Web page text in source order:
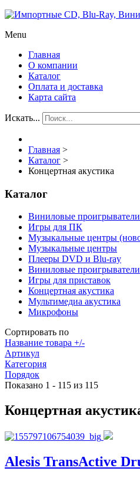
Menu
Главная
О компании
Каталог
Оплата и доставка
Карта сайта
Искать...
Главная >
Каталог >
Концертная акустика
Каталог
Виниловые
Игры для ПК
Музыкальные центры
Музыкальные центры
Плееры DVD и Blu-ray
Виниловые проигрыватели
Игры для приставок
Концертная акустика
Мультимедиа акустика
Микрофоны
Сортировать по
Название товара +/-
Артикул
Категория
Порядок
Показано 1 - 115 из 115
Концертная
Alesis TransActive